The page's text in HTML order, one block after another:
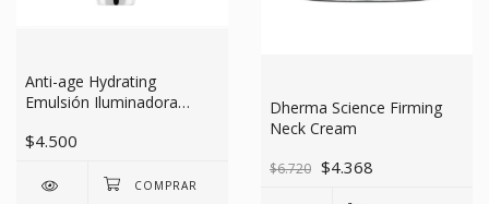
Anti-age Hydrating
Emulsión Iluminadora
$4.500
Dherma Science Firming
Neck Cream
$6.720 $4.368